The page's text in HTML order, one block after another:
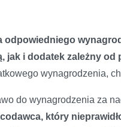
odpowiedniego
jak i dodatek zależny od
wynagrodzenia,
do wynagrodzenia za
który